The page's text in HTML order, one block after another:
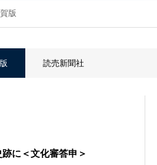
版
読売新聞社
に＜文化審答申＞